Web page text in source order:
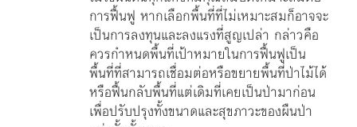
การฟื้นฟู หากเลือกพื้นที่ที่ไม่เหมาะสมก็อาจจะ
เป็นการลงทุนและลงแรงที่สูญเปล่า กล่าวคือ
ควรกำหนดพื้นที่เป้าหมายในการฟื้นฟูเป็น
พื้นที่ที่สามารถเชื่อมต่อหรือขยายพื้นที่ป่าไม้ได้
หรือฟื้นกลับพื้นที่แต่เดิมที่เคยเป็นป่ามาก่อน
เพื่อปรับปรุงทั้งขนาดและสุขภาวะของผืนป่า